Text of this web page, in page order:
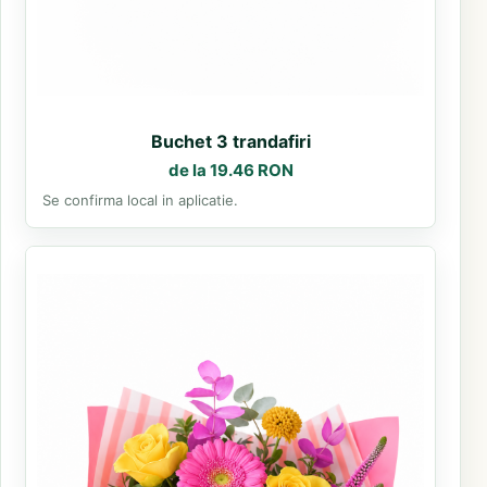
Buchet 3 trandafiri
de la 19.46 RON
Se confirma local in aplicatie.